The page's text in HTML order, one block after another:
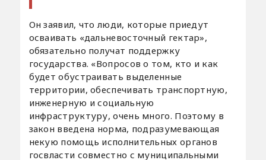
Он заявил, что люди, которые приедут
осваивать «дальневосточный гектар»,
обязательно получат поддержку
государства. «Вопросов о том, кто и как
будет обустраивать выделенные
территории, обеспечивать транспортную,
инженерную и социальную
инфраструктуру, очень много. Поэтому в
закон введена норма, подразумевающая
некую помощь исполнительных органов
госвласти совместно с муниципальными